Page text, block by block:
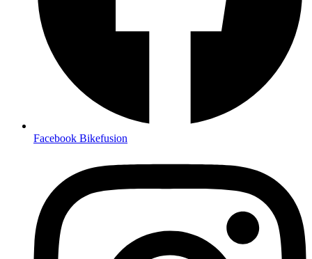
Facebook Bikefusion